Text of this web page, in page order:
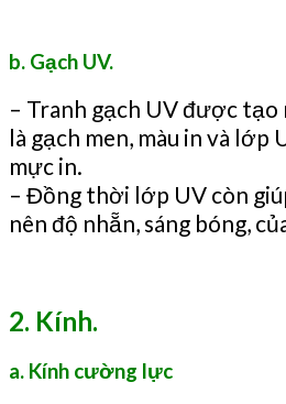
b. Gạch UV.
– Tranh gạch UV được
là gạch men, màu in và lớp
mực in.
– Đồng thời lớp UV còn
nên độ nhẵn, sáng bóng,
2. Kính.
a. Kính cường lực